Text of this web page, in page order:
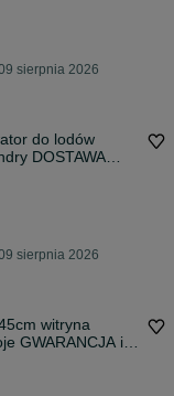
sierpnia 2026
do lodów
na lody MK
sierpnia 2026
witryna
GWARANCJA i
sklep bar